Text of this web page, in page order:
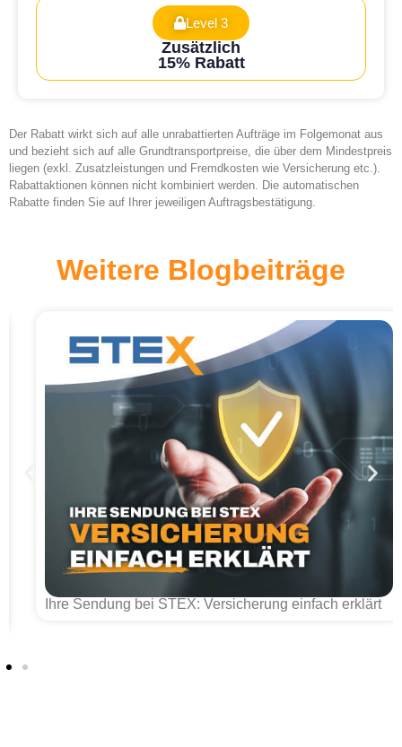
Level 3
Zusätzlich
15% Rabatt
Der Rabatt wirkt sich auf alle unrabattierten Aufträge im Folgemonat aus
und bezieht sich auf alle Grundtransportpreise, die über dem Mindestpreis
liegen (exkl. Zusatzleistungen und Fremdkosten wie Versicherung etc.).
Rabattaktionen können nicht kombiniert werden. Die automatischen
Rabatte finden Sie auf Ihrer jeweiligen Auftragsbestätigung.
Weitere Blogbeiträge
Ihre Sendung bei STEX: Versicherung einfach erklärt